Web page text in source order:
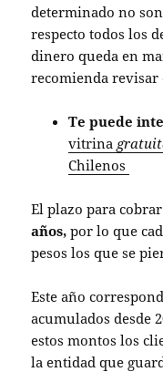
determinado no
respecto todos los
dinero queda en
recomienda revisar
Te puede
vitrina
Chilenos
El plazo para
años, por lo que
pesos los que se
Este año
acumulados desde
estos montos los
la entidad que